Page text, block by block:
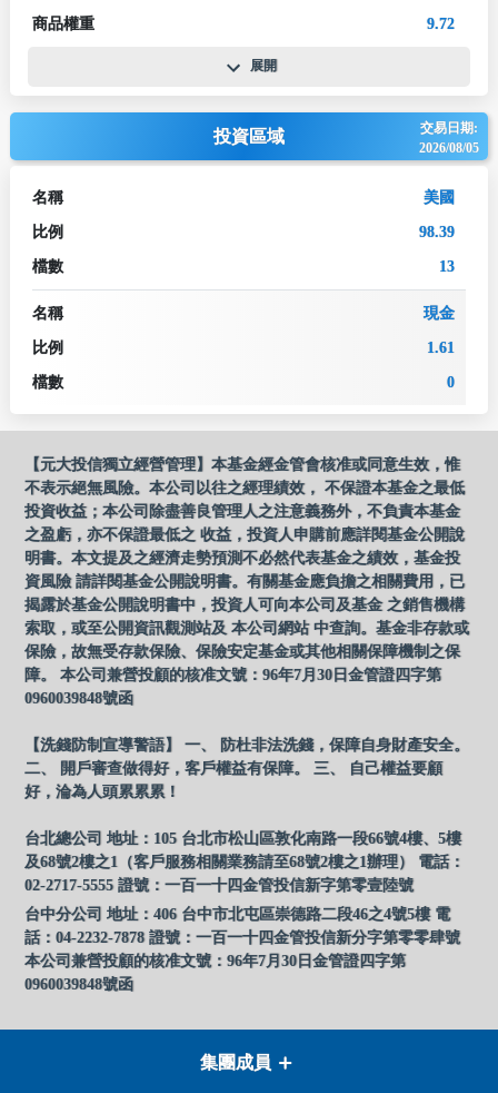
商品權重 9.72
展開
投資區域
交易日期:
2026/08/05
名稱 美國
比例 98.39
檔數 13
名稱 現金
比例 1.61
檔數 0
【元大投信獨立經營管理】本基金經金管會核准或同意生效，惟
不表示絕無風險。本公司以往之經理績效， 不保證本基金之最低
投資收益；本公司除盡善良管理人之注意義務外，不負責本基金
之盈虧，亦不保證最低之 收益，投資人申購前應詳閱基金公開說
明書。本文提及之經濟走勢預測不必然代表基金之績效，基金投
資風險 請詳閱基金公開說明書。有關基金應負擔之相關費用，已
揭露於基金公開說明書中，投資人可向本公司及基金 之銷售機構
索取，或至公開資訊觀測站及 本公司網站 中查詢。基金非存款或
保險，故無受存款保險、保險安定基金或其他相關保障機制之保
障。 本公司兼營投顧的核准文號：96年7月30日金管證四字第
0960039848號函
【洗錢防制宣導警語】 一、 防杜非法洗錢，保障自身財產安全。
二、 開戶審查做得好，客戶權益有保障。 三、 自己權益要顧
好，淪為人頭累累累！
台北總公司 地址：105 台北市松山區敦化南路一段66號4樓、5樓
及68號2樓之1（客戶服務相關業務請至68號2樓之1辦理） 電話：
02-2717-5555 證號：一百一十四金管投信新字第零壹陸號
台中分公司 地址：406 台中市北屯區崇德路二段46之4號5樓 電
話：04-2232-7878 證號：一百一十四金管投信新分字第零零肆號
本公司兼營投顧的核准文號：96年7月30日金管證四字第
0960039848號函
集團成員